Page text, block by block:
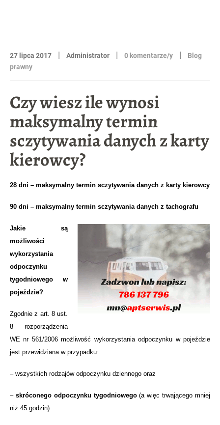
27 lipca 2017 | Administrator | 0 komentarze/y |
Blog
prawny
Czy wiesz ile wynosi
maksymalny termin
sczytywania danych z karty
kierowcy?
28 dni – maksymalny termin sczytywania danych z karty kierowcy
90 dni – maksymalny termin sczytywania danych z tachografu
Jakie są
możliwości
wykorzystania
odpoczynku
tygodniowego w
pojeździe?
Zgodnie z art. 8 ust.
8 rozporządzenia
WE nr 561/2006 możliwość wykorzystania odpoczynku w pojeździe
jest przewidziana w przypadku:
– wszystkich rodzajów odpoczynku dziennego oraz
– skróconego odpoczynku tygodniowego(a więc trwającego mniej
niż 45 godzin)